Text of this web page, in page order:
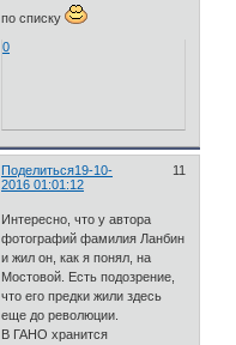
по списку
0
Поделиться 11
19-10-
2016 01:01:12
Интересно, что у автора
фотографий фамилия Ланбин
и жил он, как я понял, на
Мостовой. Есть подозрение,
что его предки жили здесь
еще до революции.
В ГАНО хранится